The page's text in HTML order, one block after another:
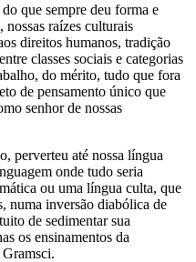
que sempre deu forma e
nossas raízes culturais
direitos humanos, tradição
classes sociais e categorias
do mérito, tudo que fora
de pensamento único que
senhor de nossas
perverteu até nossa língua
onde tudo seria
ou uma língua culta, que
numa inversão diabólica de
de sedimentar sua
os ensinamentos da